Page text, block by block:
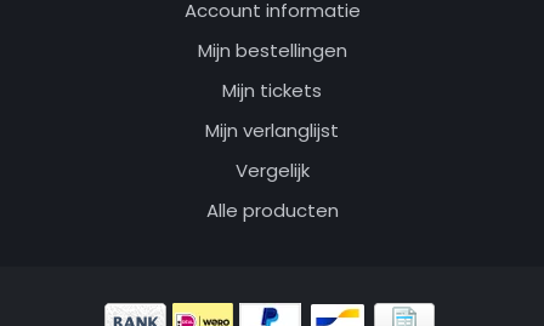
Account informatie
Mijn bestellingen
Mijn tickets
Mijn verlanglijst
Vergelijk
Alle producten